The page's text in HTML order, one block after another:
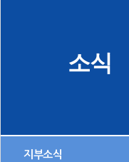
소식
지부소식